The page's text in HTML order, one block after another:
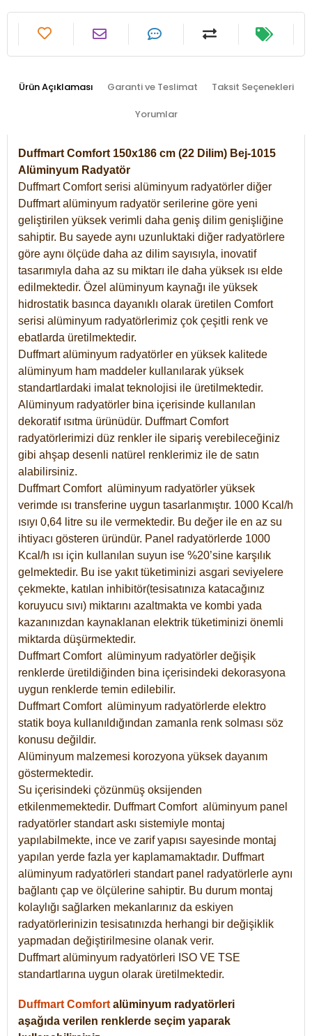
Ürün Açıklaması Garanti ve Teslimat Taksit Seçenekleri
Yorumlar
Duffmart Comfort 150x186 cm (22 Dilim) Bej-1015
Alüminyum Radyatör
Duffmart Comfort serisi alüminyum radyatörler diğer
Duffmart alüminyum radyatör serilerine göre yeni
geliştirilen yüksek verimli daha geniş dilim genişliğine
sahiptir. Bu sayede aynı uzunluktaki diğer radyatörlere
göre aynı ölçüde daha az dilim sayısıyla, inovatif
tasarımıyla daha az su miktarı ile daha yüksek ısı elde
edilmektedir. Özel alüminyum kaynağı ile yüksek
hidrostatik basınca dayanıklı olarak üretilen Comfort
serisi alüminyum radyatörlerimiz çok çeşitli renk ve
ebatlarda üretilmektedir.
Duffmart alüminyum radyatörler en yüksek kalitede
alüminyum ham maddeler kullanılarak yüksek
standartlardaki imalat teknolojisi ile üretilmektedir.
Alüminyum radyatörler bina içerisinde kullanılan
dekoratif ısıtma ürünüdür. Duffmart Comfort
radyatörlerimizi düz renkler ile sipariş verebileceğiniz
gibi ahşap desenli natürel renklerimiz ile de satın
alabilirsiniz.
Duffmart Comfort alüminyum radyatörler yüksek
verimde ısı transferine uygun tasarlanmıştır. 1000 Kcal/h
ısıyı 0,64 litre su ile vermektedir. Bu değer ile en az su
ihtiyacı gösteren üründür. Panel radyatörlerde 1000
Kcal/h ısı için kullanılan suyun ise %20’sine karşılık
gelmektedir. Bu ise yakıt tüketiminizi asgari seviyelere
çekmekte, katılan inhibitör(tesisatınıza katacağınız
koruyucu sıvı) miktarını azaltmakta ve kombi yada
kazanınızdan kaynaklanan elektrik tüketiminizi önemli
miktarda düşürmektedir.
Duffmart Comfort alüminyum radyatörler değişik
renklerde üretildiğinden bina içerisindeki dekorasyona
uygun renklerde temin edilebilir.
DuffmartComfort alüminyum radyatörlerde elektro
statik boya kullanıldığından zamanla renk solması söz
konusu değildir.
Alüminyum malzemesi korozyona yüksek dayanım
göstermektedir.
Su içerisindeki çözünmüş oksijenden
etkilenmemektedir. DuffmartComfort alüminyum panel
radyatörler standart askı sistemiyle montaj
yapılabilmekte, ince ve zarif yapısı sayesinde montaj
yapılan yerde fazla yer kaplamamaktadır. Duffmart
alüminyum radyatörleri standart panel radyatörlerle aynı
bağlantı çap ve ölçülerine sahiptir. Bu durum montaj
kolaylığı sağlarken mekanlarınız da eskiyen
radyatörlerinizin tesisatınızda herhangi bir değişiklik
yapmadan değiştirilmesine olanak verir.
Duffmart alüminyum radyatörleri ISO VE TSE
standartlarına uygun olarak üretilmektedir.
Duffmart Comfort alüminyum radyatörleri
aşağıda verilen renklerde seçim yaparak